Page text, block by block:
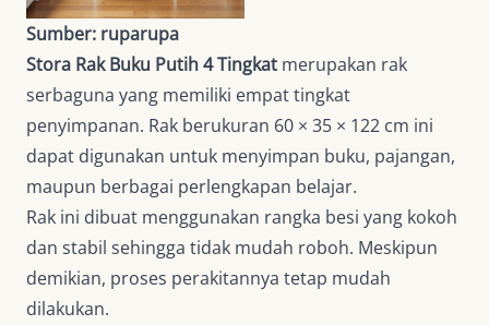
Sumber: ruparupa
Stora Rak Buku Putih 4 Tingkat merupakan rak
serbaguna yang memiliki empat tingkat
penyimpanan. Rak berukuran 60 × 35 × 122 cm ini
dapat digunakan untuk menyimpan buku, pajangan,
maupun berbagai perlengkapan belajar.
Rak ini dibuat menggunakan rangka besi yang kokoh
dan stabil sehingga tidak mudah roboh. Meskipun
demikian, proses perakitannya tetap mudah
dilakukan.